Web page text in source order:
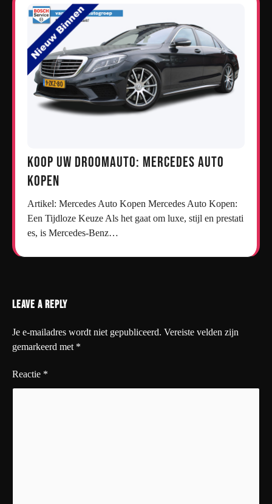
Koop uw droomauto: Mercedes auto
kopen
Artikel: Mercedes Auto Kopen Mercedes Auto Kopen:
Een Tijdloze Keuze Als het gaat om luxe, stijl en prestati
es, is Mercedes-Benz…
Leave a Reply
Je e-mailadres wordt niet gepubliceerd. Vereiste velden zijn
gemarkeerd met *
Reactie *